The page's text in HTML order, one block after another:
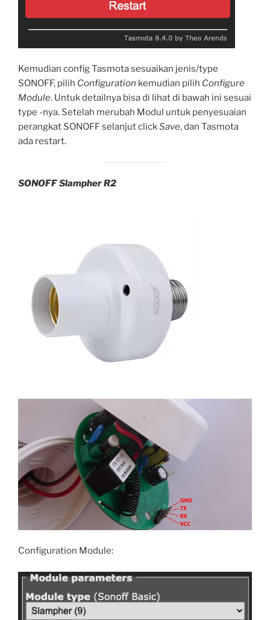
Kemudian config Tasmota sesuaikan jenis/type
SONOFF, pilih Configuration kemudian pilih Configure
Module. Untuk detailnya bisa di lihat di bawah ini sesuai
type -nya. Setelah merubah Modul untuk penyesuaian
perangkat SONOFF selanjut clickSave, dan Tasmota
ada restart.
SONOFF Slampher R2
Configuration Module: